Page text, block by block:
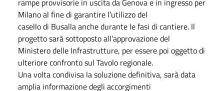
Milano al fine di garantire l’utilizzo del
casello di Busalla anche durante le fasi di cantiere. Il
progetto sarà sottoposto all’approvazione del
Ministero delle Infrastrutture, per essere poi oggetto di
ulteriore confronto sul Tavolo regionale.
Una volta condivisa la soluzione definitiva, sarà data
amplia informazione degli accorgimenti